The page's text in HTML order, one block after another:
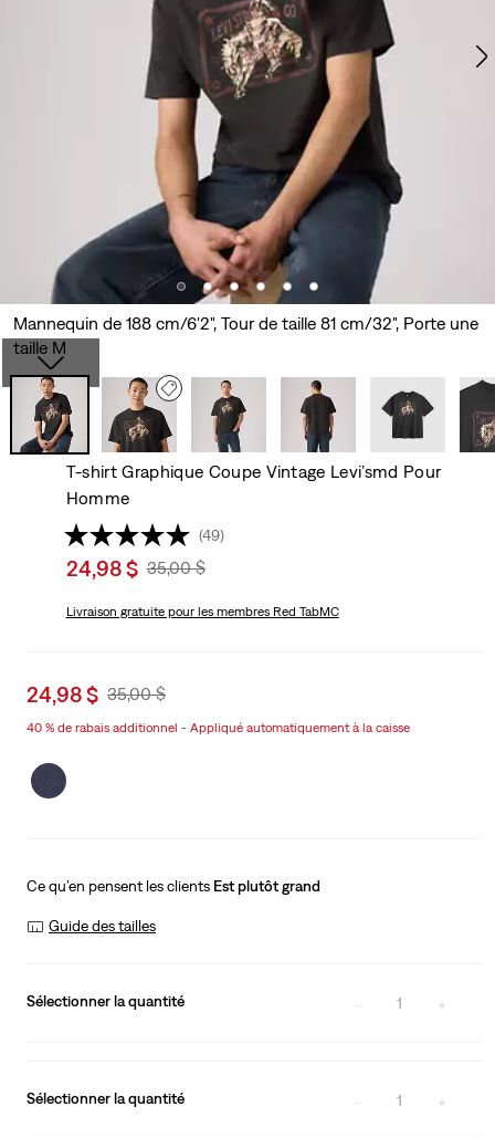
Mannequin de 188 cm/6'2", Tour de taille 81 cm/32", Porte une
taille M
T-shirt Graphique Coupe Vintage Levi’smd Pour
Homme
(49)
Sale
is
24,98 $ Original
Was
35,00 $
Livraison gratuitepour les membres Red TabMC
Sale
is
24,98 $ Original
35,00 $
40 % de rabais additionnel - Appliqué automatiquement à la caisse
Ce qu’en pensent les clients Est plutôt grand
Guide des tailles
Sélectionner la quantité 1
Sélectionner la quantité 1